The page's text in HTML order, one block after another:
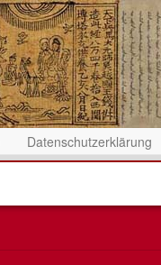
Datenschutzerklärung